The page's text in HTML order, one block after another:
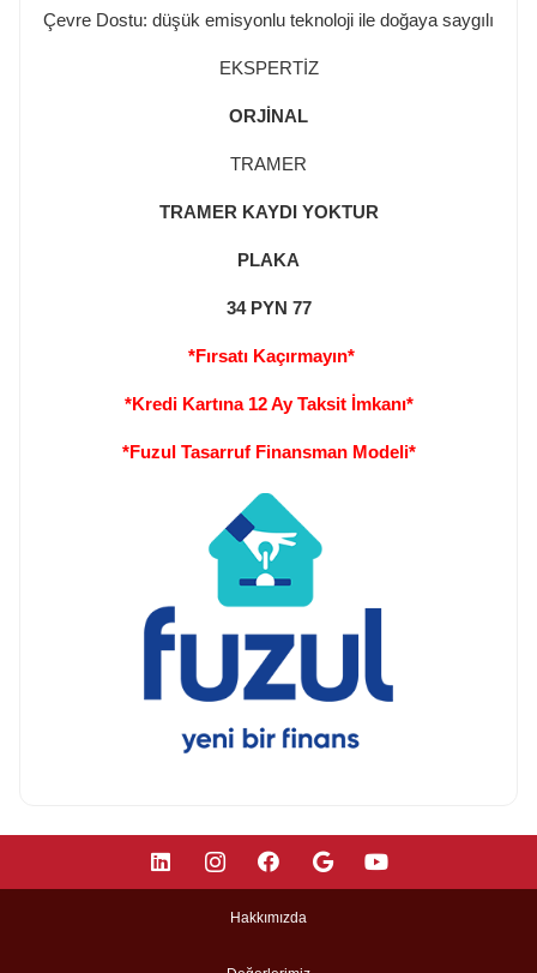
Çevre Dostu: düşük emisyonlu teknoloji ile doğaya saygılı
EKSPERTİZ
ORJİNAL
TRAMER
TRAMER KAYDI YOKTUR
PLAKA
34 PYN 77
*Fırsatı Kaçırmayın*
*Kredi Kartına 12 Ay Taksit İmkanı*
*Fuzul Tasarruf Finansman Modeli*
Hakkımızda